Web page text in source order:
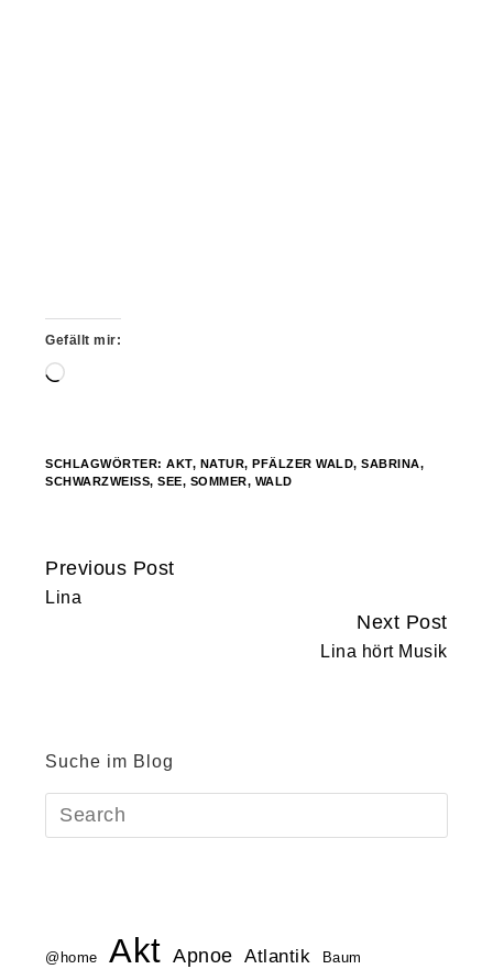
Gefällt mir:
Wird
SCHLAGWÖRTER:AKT, NATUR,PFÄLZER WALD,SABRINA,
SCHWARZWEISS
,SEE, SOMMER, WALD
Continue
Reading
Previous Post
Lina
Next Post
Lina hört Musik
Suche im Blog
@home Akt Apnoe Atlantik Baum